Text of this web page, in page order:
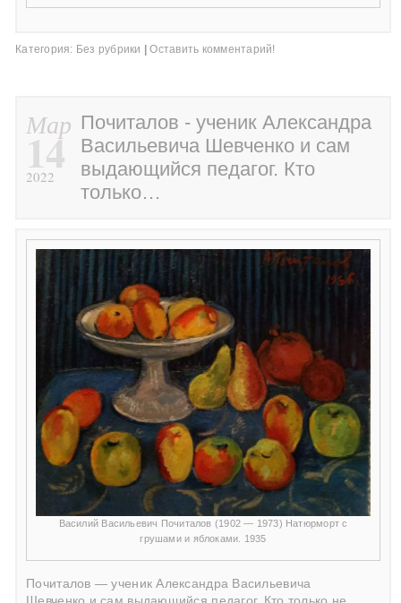
Категория: Без рубрики | Оставить комментарий!
Мар
14
2022
Почиталов - ученик Александра
Васильевича Шевченко и сам
выдающийся педагог. Кто
только…
Василий Васильевич Почиталов (1902 — 1973) Натюрморт с
грушами и яблоками. 1935
Почиталов — ученик Александра Васильевича